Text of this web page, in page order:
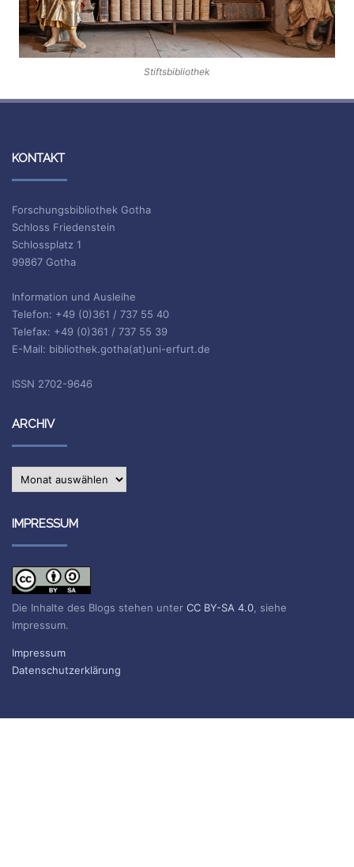
Stiftsbibliothek
KONTAKT
Forschungsbibliothek Gotha
Schloss Friedenstein
Schlossplatz 1
99867 Gotha
Information und Ausleihe
Telefon: +49 (0)361 / 737 55 40
Telefax: +49 (0)361 / 737 55 39
E-Mail: bibliothek.gotha(at)uni-erfurt.de
ISSN 2702-9646
ARCHIV
Archiv
IMPRESSUM
Die Inhalte des Blogs stehen unter CC BY-SA 4.0, siehe
Impressum.
Impressum
Datenschutzerklärung